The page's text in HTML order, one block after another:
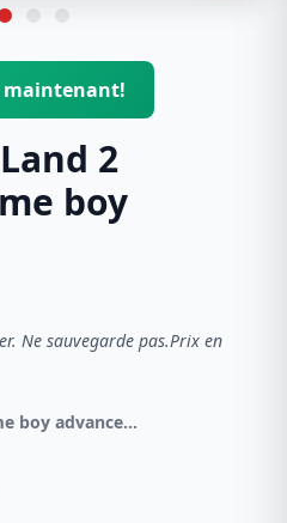
maintenant!
2
boy
Ne sauvegarde pas.Prix en
Game boy advance / Game boy